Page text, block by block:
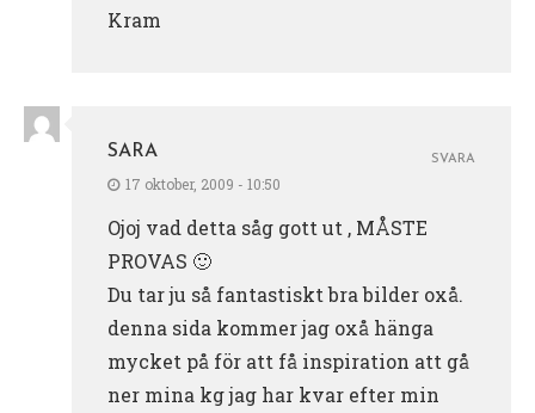
Kram
SARA
17 oktober, 2009 - 10:50
Ojoj vad detta såg gott ut , MÅSTE
PROVAS 🙂
Du tar ju så fantastiskt bra bilder oxå.
denna sida kommer jag oxå hänga
mycket på för att få inspiration att gå
ner mina kg jag har kvar efter min
SVARA